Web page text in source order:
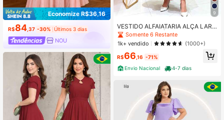
Economize R$36,16
R$84,37 -30% Últimos 3 dias
NOU
9
VESTIDO ALFAIATARIA ALÇA LARG
A COM LAÇO CÓD 02 MODA EVAN
GÉLICA ( não acompanha camisa)
Somente 6 Restante
1k+ vendido
(1000+)
R$66 ,16 -71%
Envio Nacional
4-7 dias